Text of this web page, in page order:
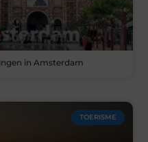
in Amsterdam
TOERISME